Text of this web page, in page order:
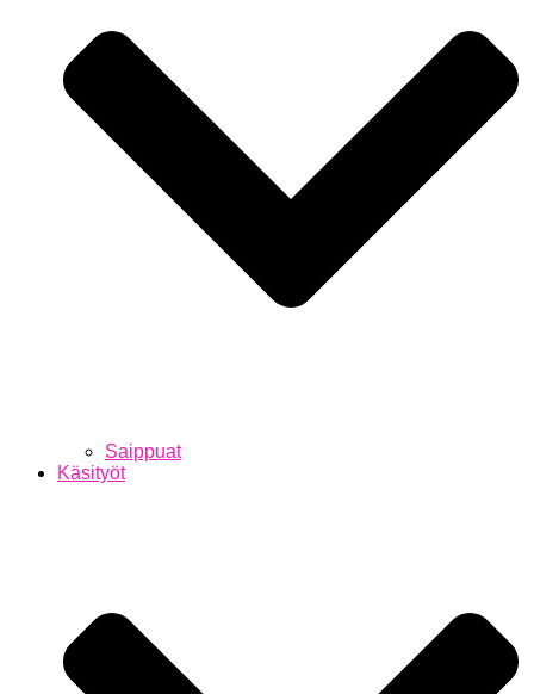
Saippuat
Käsityöt